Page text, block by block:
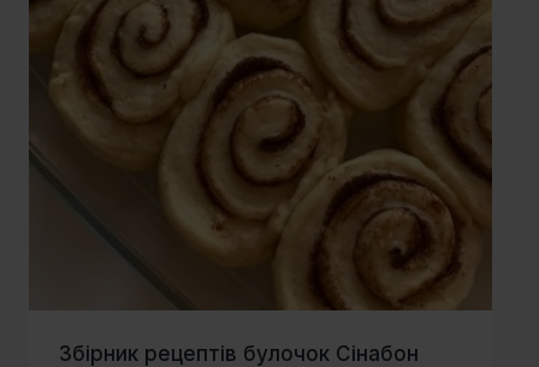
Збірник рецептів булочок Сінабон